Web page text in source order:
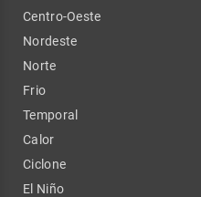
Centro-Oeste
Nordeste
Norte
Frio
Temporal
Calor
Ciclone
El Niño